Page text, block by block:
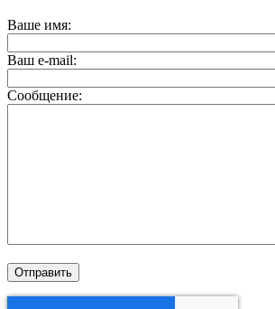
Ваше имя:
Ваш e-mail:
Сообщение: